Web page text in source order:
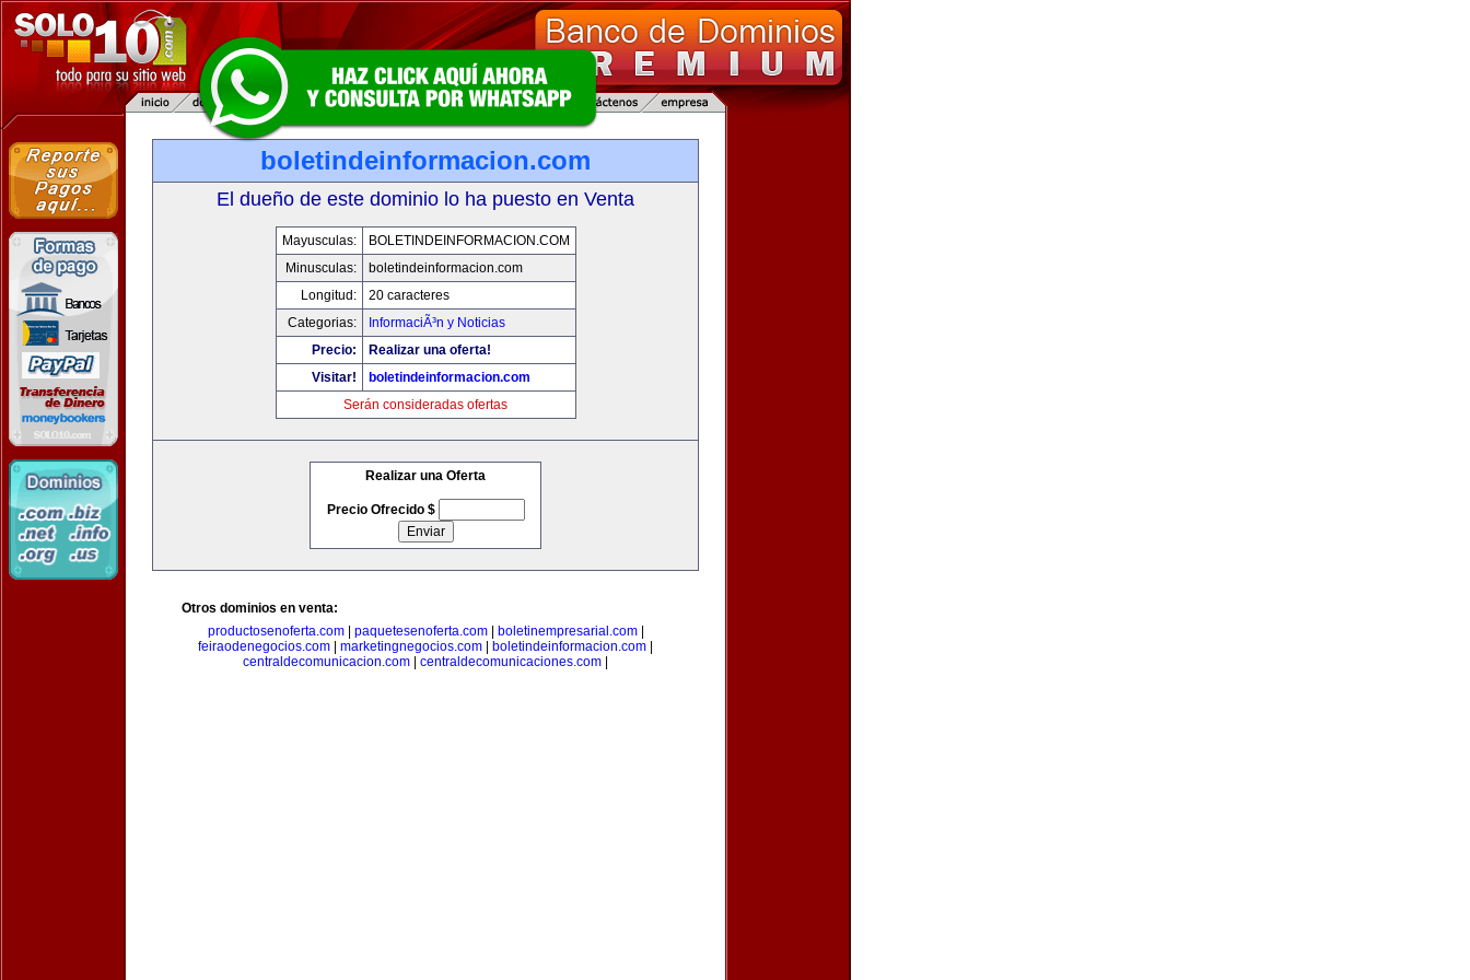
boletindeinformacion.com
El dueño de este dominio lo ha puesto en Venta
Mayusculas:
BOLETINDEINFORMACION.COM
Minusculas:
boletindeinformacion.com
Longitud:
20 caracteres
Categorias:
InformaciÃ³n y Noticias
Precio:
Realizar una oferta!
Visitar!
boletindeinformacion.com
Serán consideradas ofertas
Realizar una Oferta
Precio Ofrecido $
Otros dominios en venta:
productosenoferta.com| paquetesenoferta.com| boletinempresarial.com|
feiraodenegocios.com
marketingnegocios.com boletindeinformacion.com
centraldecomunicacion.com
centraldecomunicaciones.com